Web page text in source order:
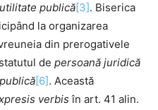
publică[3]. Biserica
la organizarea
din prerogativele
de persoană juridică
[6]. Această
verbis în art. 41 alin.